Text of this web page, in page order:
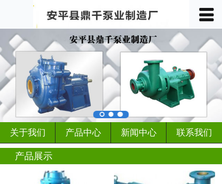
 首页
关于我们
产品中心
车间展示
客户见证
行业动态
󰀥
关于我们 产品中心 新闻中心 联系我们
产品展示